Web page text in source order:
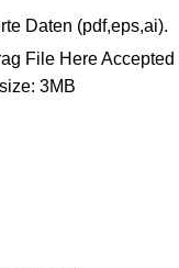
Daten (pdf,eps,ai).
File HereAccepted
3MB